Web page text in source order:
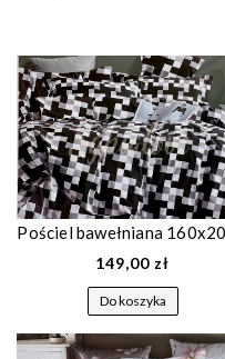
149,00 zł
Do koszyka